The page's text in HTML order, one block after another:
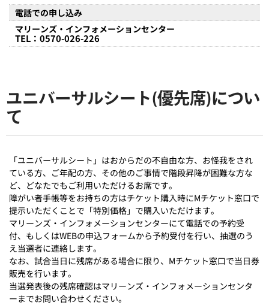
電話での申し込み
マリーンズ・インフォメーションセンター
TEL：0570-026-226
ユニバーサルシート(優先席)につい
て
「ユニバーサルシート」はおからだの不自由な方、お怪我をされ
ている方、ご年配の方、その他のご事情で階段昇降が困難な方な
ど、どなたでもご利用いただけるお席です。
障がい者手帳等をお持ちの方はチケット購入時にMチケット窓口で
提示いただくことで「特別価格」で購入いただけます。
マリーンズ・インフォメーションセンターにて電話での予約受
付、もしくはWEBの申込フォームから予約受付を行い、抽選のう
え当選者に連絡します。
なお、試合当日に残席がある場合に限り、Mチケット窓口で当日券
販売を行います。
当選発表後の残席確認はマリーンズ・インフォメーションセンタ
ーまでお問い合わせください。